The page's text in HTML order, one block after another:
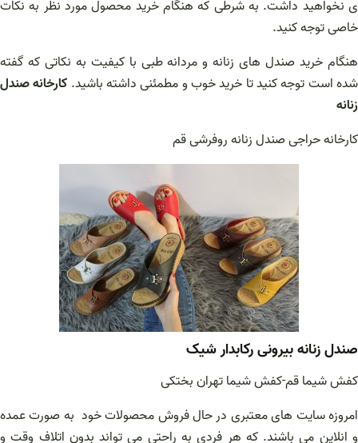
ی نخواهید داشت. به شرطی که هنگام خرید محصول مورد نظر به نکات
خاصی توجه کنید.
هنگام خرید صندل های زنانه و مردانه طبی با کیفیت به نکاتی که گفته
شده است توجه کنید تا خرید خوب و مطمئنی داشته باشید. کارخانه صندل
زنانه
کارخانه حراجی صندل زنانه روفرشی قم
صندل زنانه بیرونی رکابدار شیک
کفش شیما قم-کفش شیما تهران بختکی
امروزه سایت های معتبری در حال فروش محصولات خود به صورت عمده
و انلاین می باشند. که هر فردی به راحتی می تواند بدون اتلاف وقت و